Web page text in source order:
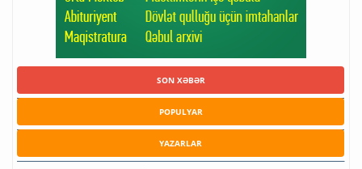
SON XƏBƏR
POPULYAR
YAZARLAR